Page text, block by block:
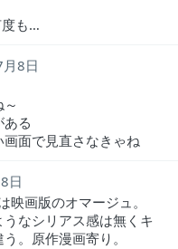
も…
月8日
る
面で見直さなきゃね
日
映画版のオマージュ。
なシリアス感は無くキ
。原作漫画寄り。